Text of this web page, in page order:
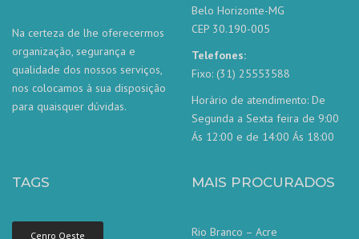
Na certeza de lhe oferecermos
organização, segurança e
qualidade dos nossos serviços,
nos colocamos à sua disposição
para quaisquer dúvidas.
Belo Horizonte-MG
CEP 30.190-005
Telefones:
Fixo: (31) 25553588
Horário de atendimento: De
Segunda a Sexta feira de 9:00
Ás 12:00 e de 14:00 Ás 18:00
TAGS
Cenro Oeste
MAIS PROCURADOS
Rio Branco – Acre